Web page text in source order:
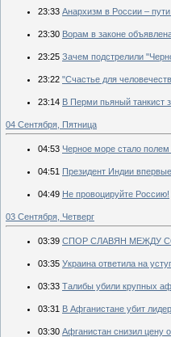
23:33 Анархизм в России –
23:30 Ворам в законе
23:25 Зачем подстрелили
23:22 "Счастье для
23:14 В Перми пьяный танкист
04 Сентября, Пятница
04:53 Черное море стало
04:51 Президент Индии
04:49 Не провоцируйте Россию!
03 Сентября, Четверг
03:39 СПОР СЛАВЯН МЕЖДУ
03:35 Украина ответила на
03:33 Талибы убили крупных
03:31 В Афганистане убит
03:30 Афганистан снизил цену